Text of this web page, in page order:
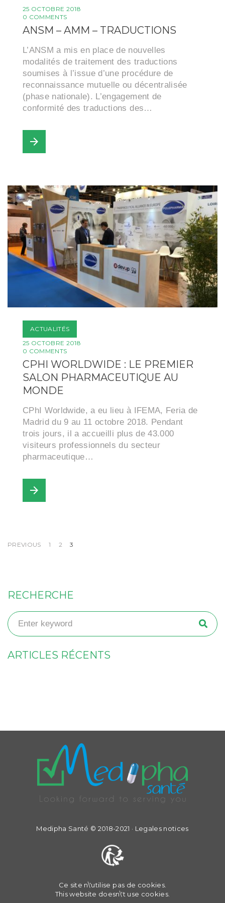
25 OCTOBRE 2018
0 COMMENTS
ANSM – AMM – TRADUCTIONS
L’ANSM a mis en place de nouvelles
modalités de traitement des traductions
soumises à l’issue d’une procédure de
reconnaissance mutuelle ou décentralisée
(phase nationale). L’engagement de
conformité des traductions des…
arrow_forward
ACTUALITÉS
25 OCTOBRE 2018
0 COMMENTS
CPHI WORLDWIDE : LE PREMIER
SALON PHARMACEUTIQUE AU
MONDE
CPhI Worldwide, a eu lieu à IFEMA, Feria de
Madrid du 9 au 11 octobre 2018. Pendant
trois jours, il a accueilli plus de 43.000
visiteurs professionnels du secteur
pharmaceutique…
arrow_forward
PREVIOUS 1 2 3
RECHERCHE
ARTICLES RÉCENTS
Medipha Santé © 2018-2021 · Legales notices
Ce site n\'utilise pas de cookies.
This website doesn\'t use cookies.